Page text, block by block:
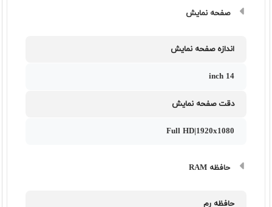
صفحه نمایش
اندازه صفحه نمایش
14 inch
دقت صفحه نمایش
Full HD|1920x1080
حافظه RAM
حافظه رم